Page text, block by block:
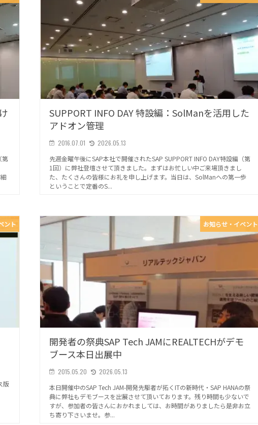
第
SUPPORT INFO DAY 特設編：SolManを活用した
アドオン管理
2016.07.01
2026.05.13
先週金曜午後にSAP本社で開催されたSAP SUPPORT INFO DAY特設編（第
1回）に弊社登壇させて頂きました。まずはお忙しい中ご来場頂きまし
た、たくさんの皆様にお礼を申し上げます。当日は、SolManへの第一歩
ということで定番のS...
ント
版
お知らせ・イベント
開発者の祭典SAP Tech JAMにREALTECHがデモ
ブース本日出展中
2015.05.20
2026.05.13
本日開催中のSAP Tech JAM-開発先駆者が拓くITの新時代・SAP HANAの祭
典に弊社もデモブースを出展させて頂いております。残り時間も少ないで
すが、参加者の皆さんにおかれましては、お時間がありましたら是非お立
ち寄り下さいませ。参...